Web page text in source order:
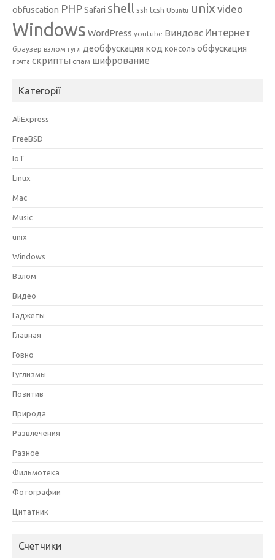
obfuscation PHPSafari shell ssh tcsh Ubuntu unix video
Windows WordPress youtube Виндовс Интернет
браузер взлом гугл деобфускация код консоль обфускация
почта скрипты спам шифрование
Категорії
AliExpress
FreeBSD
IoT
Linux
Mac
Music
unix
Windows
Взлом
Видео
Гаджеты
Главная
Говно
Гуглизмы
Позитив
Природа
Развлечения
Разное
Фильмотека
Фотографии
Цитатник
Счетчики